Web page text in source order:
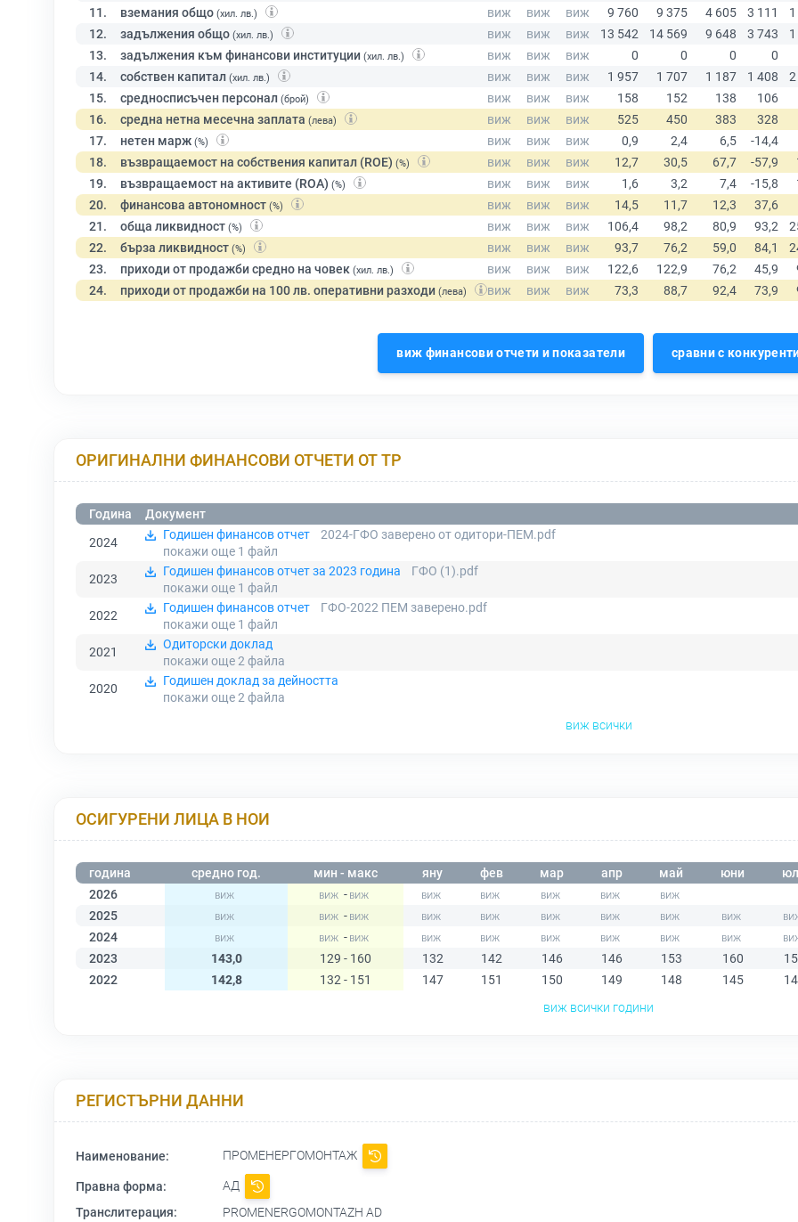
11. вземания общо (хил. лв.)
12. задължения общо (хил. лв.)
13. задължения към финансови институции (хил. лв.)
14. собствен капитал (хил. лв.)
15. средносписъчен персонал (брой)
16. средна нетна месечна заплата (лева)
17. нетен марж (%)
18. възвращаемост на собствения капитал (ROE) (%)
19. възвращаемост на активите (ROA) (%)
20. финансова автономност (%)
21. обща ликвидност (%)
22. бърза ликвидност (%)
23. приходи от продажби средно на човек (хил. лв.)
24. приходи от продажби на 100 лв. оперативни разходи (лева)
виж финансови отчети и показатели сравни с
ОРИГИНАЛНИ ФИНАНСОВИ ОТЧЕТИ ОТ ТР
Година
Документ
2024
Годишен финансов отчет
2024-ГФО заверено от одитори-ПЕМ.pdf
покажи още 1 файл
2023
Годишен финансов отчет за 2023 година
ГФО (1).pdf
покажи още 1 файл
2022
Годишен финансов отчет
ГФО-2022 ПЕМ заверено.pdf
покажи още 1 файл
2021
Одиторски доклад
покажи още 2 файла
2020
Годишен доклад за дейността
покажи още 2 файла
виж всички
ОСИГУРЕНИ ЛИЦА В НОИ
година средно год. мин - макс яну фев мар апр май юни
2026
-
2025
-
2024
-
2023
143,0 129 - 160 132 142 146 146 153 160
2022
142,8 132 - 151 147 151 150 149 148 145
виж всички години
РЕГИСТЪРНИ ДАННИ
Наименование: ПРОМЕНЕРГОМОНТАЖ
Правна форма:
АД
Транслитерация:
PROMENERGOMONTAZH AD